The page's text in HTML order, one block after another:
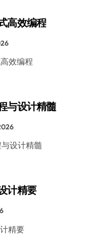
高效编程
效编程
与设计精髓
与设计精髓
计精要
精要